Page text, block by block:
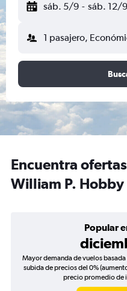
sáb. 5/9 - sáb. 12/9
1 pasajero,
Encuentra
William P.
Popular
Mayor demanda de vuelos
subida de precios del 0%
precio promedio de